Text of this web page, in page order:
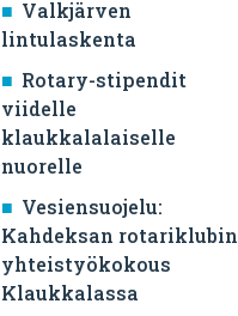
Valkjärven
lintulaskenta
Rotary-stipendit
viidelle
klaukkalalaiselle
nuorelle
Vesiensuojelu:
Kahdeksan rotariklubin
yhteistyökokous
Klaukkalassa